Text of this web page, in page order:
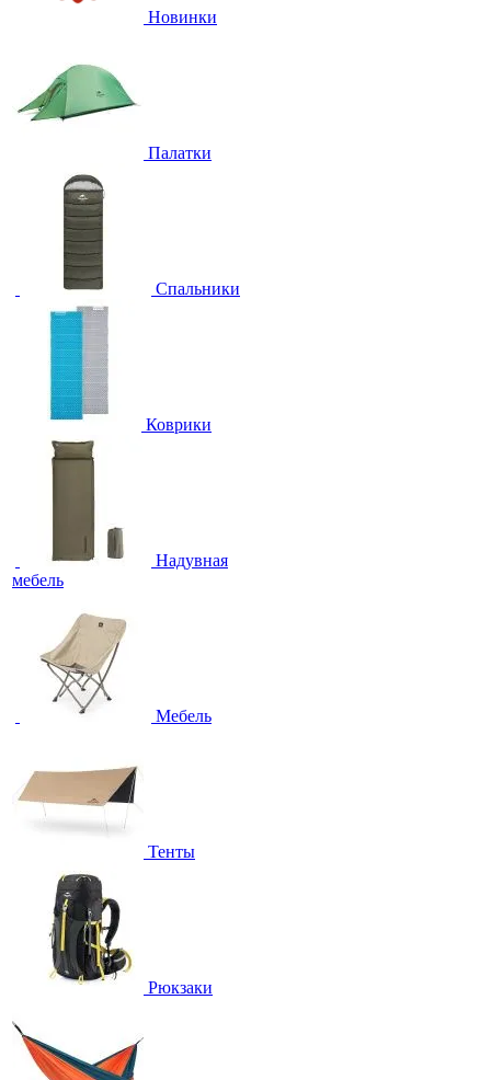
Новинки
Палатки
Спальники
Коврики
Надувная
мебель
Мебель
Тенты
Рюкзаки